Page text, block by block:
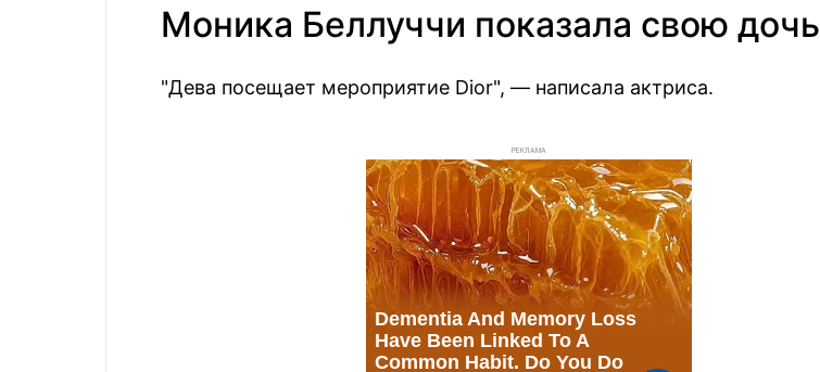
Моника Беллуччи показала свою дочь
"Дева посещает мероприятие Dior", — написала актриса.
РЕКЛАМА